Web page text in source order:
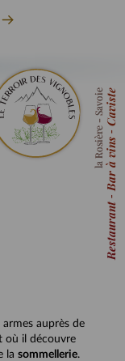
Restaurant ‐ Bar à vins ‐ Caviste
la Rosière
- Savoie
auprès de
où il découvre
la sommellerie.